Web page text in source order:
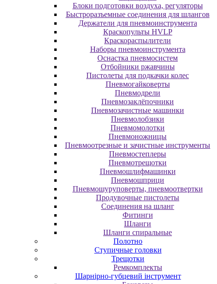
Блоки подготовки воздуха, регуляторы
Быстроразъемные соединения для шлангов
Держатели для пневмоинструмента
Краскопульты HVLP
Краскораспылители
Наборы пневмоинструмента
Оснастка пневмосистем
Отбойники ржавчины
Пистолеты для подкачки колес
Пневмогайковерты
Пневмодрели
Пневмозаклёпочники
Пневмозачистные машинки
Пневмолобзики
Пневмомолотки
Пневмоножницы
Пневмоотрезные и зачистные инструменты
Пневмостеплеры
Пневмотрещотки
Пневмошлифмашинки
Пневмошприци
Пневмошуруповерты, пневмоотвертки
Продувочные пистолеты
Соединения на шланг
Фитинги
Шланги
Шланги спиральные
Полотно
Ступичные головки
Трещотки
Ремкомплекты
Шарнірно-губцевий інструмент